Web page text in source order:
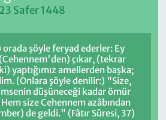
23 Safer 1448
şöyle feryad ederler: Ey
çıkar, (tekrar
yaptığımız amellerden başka;
(Onlara şöyle denilir:) "Size,
düşüneceği kadar ömür
size Cehennem azâbından
de geldi." (Fâtır Sûresi, 37)